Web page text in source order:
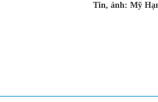
Tin, ảnh: Mỹ